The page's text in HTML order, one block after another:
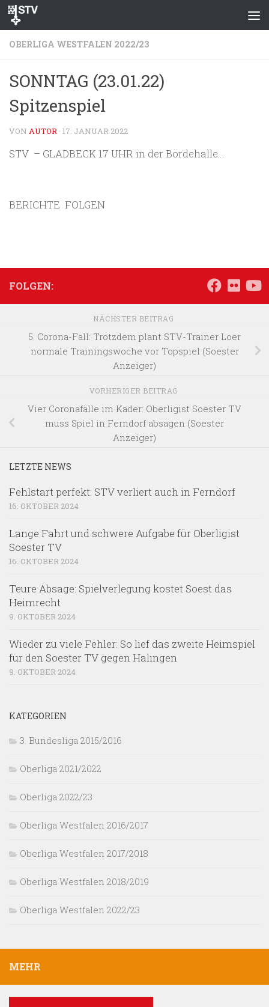
Zum Inhalt springen
OBERLIGA WESTFALEN 2022/23
SONNTAG (23.01.22)
Spitzenspiel
VON AUTOR · 17. JANUAR 2022
STV – GLADBECK 17 UHR in der Bördehalle…
BERICHTE FOLGEN
FOLGEN:
NÄCHSTER BEITRAG
5. Corona-Fall: Trotzdem plant STV-Trainer Loer
normale Trainingswoche vor Topspiel (Soester
Anzeiger)
VORHERIGER BEITRAG
Vier Coronafälle im Kader: Oberligist Soester TV
muss Spiel in Ferndorf absagen (Soester
Anzeiger)
LETZTE NEWS
Fehlstart perfekt: STV verliert auch in Ferndorf
16. OKTOBER 2024
Lange Fahrt und schwere Aufgabe für Oberligist
Soester TV
16. OKTOBER 2024
Teure Absage: Spielverlegung kostet Soest das
Heimrecht
9. OKTOBER 2024
Wieder zu viele Fehler: So lief das zweite Heimspiel
für den Soester TV gegen Halingen
9. OKTOBER 2024
KATEGORIEN
3. Bundesliga 2015/2016
Oberliga 2021/2022
Oberliga 2022/23
Oberliga Westfalen 2016/2017
Oberliga Westfalen 2017/2018
Oberliga Westfalen 2018/2019
Oberliga Westfalen 2022/23
MEHR